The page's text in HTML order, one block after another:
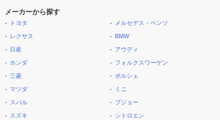
メーカーから探す
トヨタ
レクサス
日産
ホンダ
三菱
マツダ
スバル
スズキ
メルセデス・ベンツ
BMW
アウディ
フォルクスワーゲン
ポルシェ
ミニ
プジョー
シトロエン